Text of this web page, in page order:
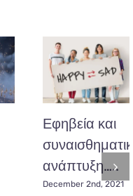
Εφηβεία και
συναισθηματική
ανάπτυξη…..
December 2nd, 2021